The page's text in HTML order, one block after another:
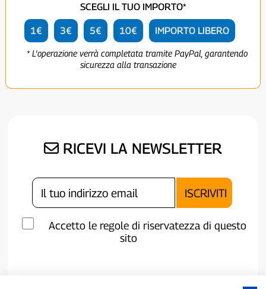
SCEGLI IL TUO IMPORTO*
1€ 3€ 5€ 10€ IMPORTO LIBERO
* L'operazione verrà completata tramite PayPal, garantendo
sicurezza alla transazione
RICEVI LA NEWSLETTER
Accetto le regole di riservatezza di questo
sito